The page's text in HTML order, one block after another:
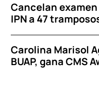
Cancelan examen
IPN a 47
Carolina Marisol
BUAP, gana CMS